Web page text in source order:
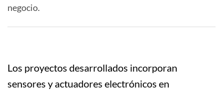
negocio.
Los proyectos desarrollados incorporan
sensores y actuadores electrónicos en